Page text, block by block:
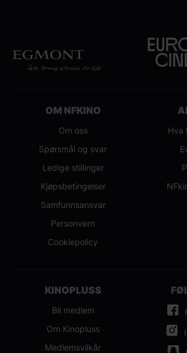
OM NFKINO
Om oss
Spørsmål og svar
Ledige stillinger
Kjøpsbetingelser
Samfunnsansvar
Personvern
Cookiepolicy
Hva
KINOPLUSS
Bli medlem
Om Kinopluss
Medlemsvilkår